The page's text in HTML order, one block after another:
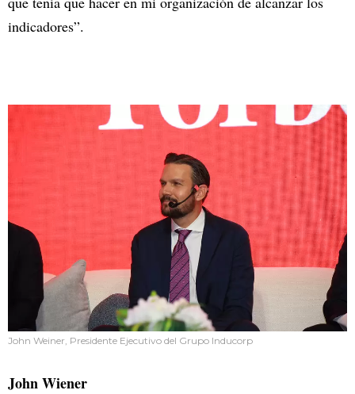
indicadores”.
John Weiner, Presidente Ejecutivo del Grupo Inducorp
John Wiener